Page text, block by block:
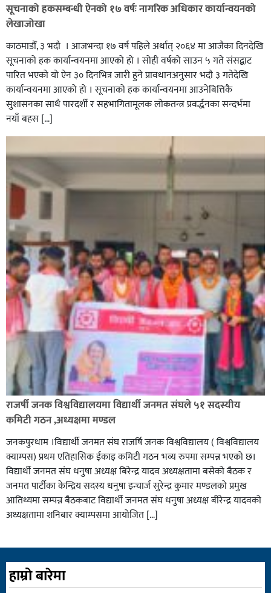
सूचनाको हकसम्बन्धी ऐनको १७ वर्षः नागरिक अधिकार कार्यान्वयनको
लेखाजोखा
काठमाडौँ, ३ भदौ । आजभन्दा १७ वर्ष पहिले अर्थात् २०६४ मा आजैका दिनदेखि
सूचनाको हक कार्यान्वयनमा आएको हो । सोही वर्षको साउन ५ गते संसद्बाट
पारित भएको यो ऐन ३० दिनभित्र जारी हुने प्रावधानअनुसार भदौ ३ गतेदेखि
कार्यान्वयनमा आएको हो । सूचनाको हक कार्यान्वयनमा आउनेबित्तिकै
सुशासनका साथै पारदर्शी र सहभागितामूलक लोकतन्त्र प्रवर्द्धनका सन्दर्भमा
नयाँ बहस […]
राजर्षी जनक विश्वविद्यालयमा विद्यार्थी जनमत संघले ५१ सदस्यीय
कमिटी गठन ,अध्यक्षमा मण्डल
जनकपुरधाम ।विद्यार्थी जनमत संघ राजर्षि जनक विश्वविद्यालय ( विश्वविद्यालय
क्याम्पस) प्रथम एतिहासिक ईकाइ कमिटी गठन भव्य रुपमा सम्पन्न भएको छ।
विद्यार्थी जनमत संघ धनुषा अध्यक्ष बिरेन्द्र यादव अध्यक्षतामा बसेको बैठक र
जनमत पार्टीका केन्द्रिय सदस्य धनुषा इन्चार्ज सुरेन्द्र कुमार मण्डलको प्रमुख
आतिथ्यमा सम्पन्न बैठकबाट विद्यार्थी जनमत संघ धनुषा अध्यक्ष बीरेन्द्र यादवको
अध्यक्षतामा शनिबार क्याम्पसमा आयोजित […]
हाम्रो बारेमा